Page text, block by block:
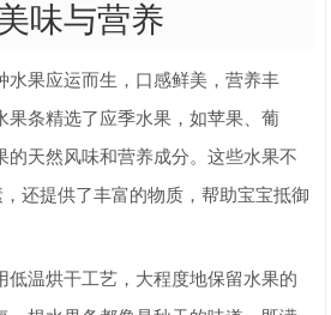
味与营养
水果应运而生，口感鲜美，营养丰
果条精选了应季水果，如苹果、葡
的天然风味和营养成分。这些水果不
还提供了丰富的物质，帮助宝宝抵御
低温烘干工艺，大程度地保留水果的